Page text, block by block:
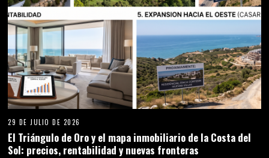
29 DE JULIO DE 2026
El Triángulo de Oro y el mapa inmobiliario de la Costa del
Sol: precios, rentabilidad y nuevas fronteras